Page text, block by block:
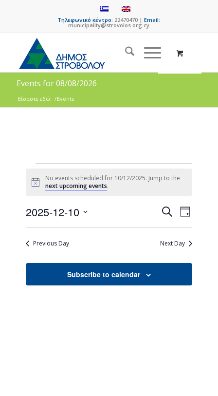
Τηλεφωνικό κέντρο: 22470470 |Email:
municipality@strovolos.org.cy
Events for 08/08/2026
Είσαστε εδώ: /Events
Notice
No events scheduled for 10/12/2025. Jump to the
next upcoming events.
Events
Search
and
SearchEvent
Views
Day
2025-12-10
Previous Day
Next Day
Subscribe to calendar